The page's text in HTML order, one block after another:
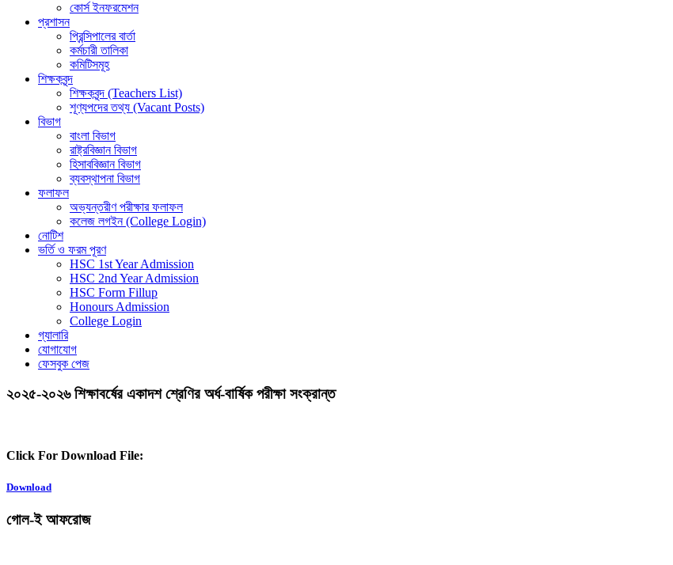
কোর্স ইনফরমেশন
প্রশাসন
প্রিন্সিপালের বার্তা
কর্মচারী তালিকা
কমিটিসমূহ
শিক্ষকবৃন্দ
শিক্ষকবৃন্দ (Teachers List)
শূণ্যপদের তথ্য (Vacant Posts)
বিভাগ
বাংলা বিভাগ
রাষ্ট্রবিজ্ঞান বিভাগ
হিসাববিজ্ঞান বিভাগ
ব্যবস্থাপনা বিভাগ
ফলাফল
অভ্যন্তরীণ পরীক্ষার ফলাফল
কলেজ লগইন (College Login)
নোটিশ
ভর্তি ও ফরম পূরণ
HSC 1st Year Admission
HSC 2nd Year Admission
HSC Form Fillup
Honours Admission
College Login
গ্যালারি
যোগাযোগ
ফেসবুক পেজ
২০২৫-২০২৬ শিক্ষাবর্ষের একাদশ শ্রেণির অর্ধ-বার্ষিক পরীক্ষা সংক্রান্ত
Click For Download File:
Download
গোল-ই আফরোজ